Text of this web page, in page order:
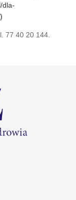
dla-
)
77 40 20 144.